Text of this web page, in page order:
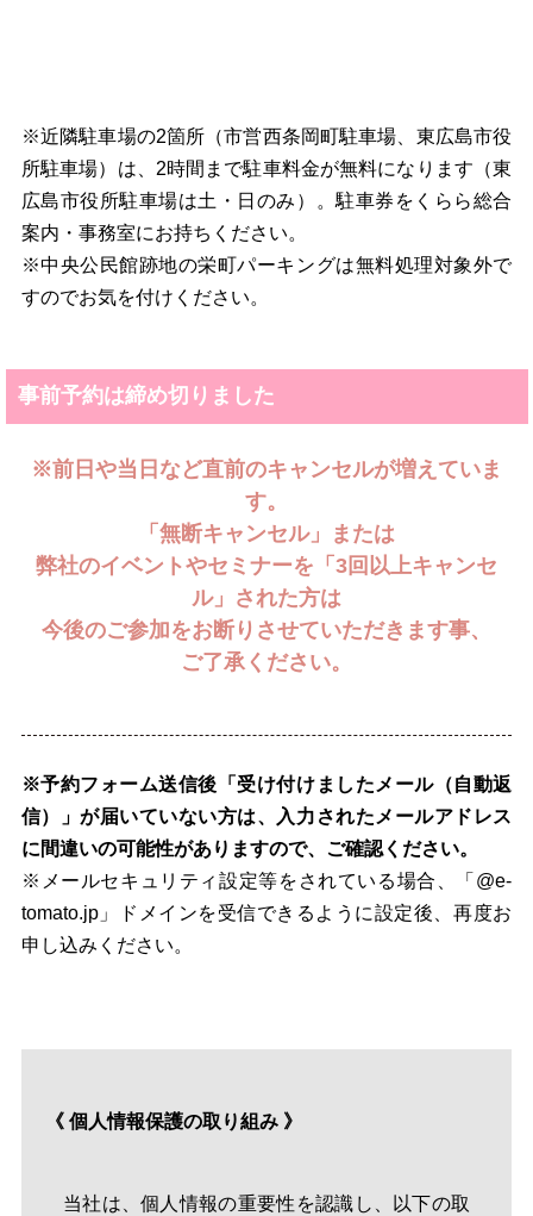
※近隣駐車場の2箇所（市営西条岡町駐車場、東広島市役
所駐車場）は、2時間まで駐車料金が無料になります（東
広島市役所駐車場は土・日のみ）。駐車券をくらら総合
案内・事務室にお持ちください。
※中央公民館跡地の栄町パーキングは無料処理対象外で
すのでお気を付けください。
事前予約は締め切りました
※前日や当日など直前のキャンセルが増えていま
す。
「無断キャンセル」または
弊社のイベントやセミナーを「3回以上キャンセ
ル」された方は
今後のご参加をお断りさせていただきます事、
ご了承ください。
※予約フォーム送信後「受け付けましたメール（自動返
信）」が届いていない方は、入力されたメールアドレス
に間違いの可能性がありますので、ご確認ください。
※メールセキュリティ設定等をされている場合、「@e-
tomato.jp」ドメインを受信できるように設定後、再度お
申し込みください。
《 個人情報保護の取り組み 》
当社は、個人情報の重要性を認識し、以下の取